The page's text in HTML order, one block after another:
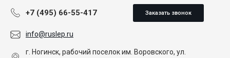
+7 (495) 66-55-417 Заказать звонок
info@ruslep.ru
г. Ногинск, рабочий поселок им. Воровского, ул.